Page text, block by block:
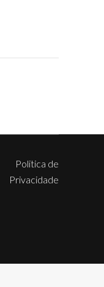
Politica de
Privacidade